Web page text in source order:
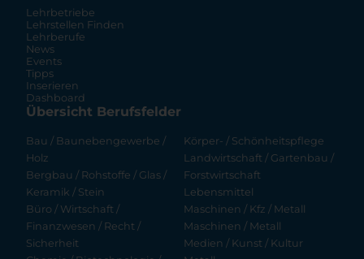
Lehrbetriebe
Lehrstellen Finden
Lehrberufe
News
Events
Tipps
Inserieren
Dashboard
Übersicht Berufsfelder
Bau / Baunebengewerbe /
Holz
Bergbau / Rohstoffe / Glas /
Keramik / Stein
Büro / Wirtschaft /
Finanzwesen / Recht /
Sicherheit
Körper- / Schönheitspflege
Landwirtschaft / Gartenbau /
Forstwirtschaft
Lebensmittel
Maschinen / Kfz / Metall
Maschinen / Metall
Medien / Kunst / Kultur